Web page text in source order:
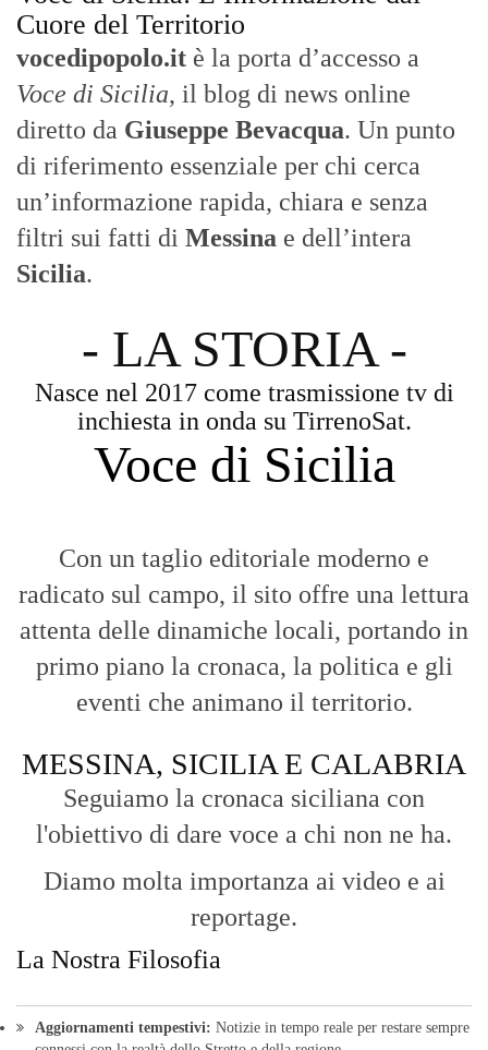
Cuore del Territorio
vocedipopolo.it è la porta d’accesso a
Voce di Sicilia, il blog di news online
diretto da Giuseppe Bevacqua. Un punto
di riferimento essenziale per chi cerca
un’informazione rapida, chiara e senza
filtri sui fatti di Messina e dell’intera
Sicilia.
- LA STORIA -
Nasce nel 2017 come trasmissione tv di
inchiesta in onda su TirrenoSat.
Voce di Sicilia
Con un taglio editoriale moderno e
radicato sul campo, il sito offre una lettura
attenta delle dinamiche locali, portando in
primo piano la cronaca, la politica e gli
eventi che animano il territorio.
MESSINA, SICILIA E CALABRIA
Seguiamo la cronaca siciliana con
l'obiettivo di dare voce a chi non ne ha.
Diamo molta importanza ai video e ai
reportage.
La Nostra Filosofia
Aggiornamenti tempestivi: Notizie in tempo reale per restare sempre